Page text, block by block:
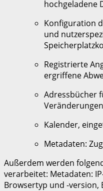
hochgeladene
Konfiguration
und
Registrierte
ergriffene
Adressbücher
Kalender,
Metadaten:
Außerdem werden
verarbeitet: Metadaten:
Browsertyp und -version,